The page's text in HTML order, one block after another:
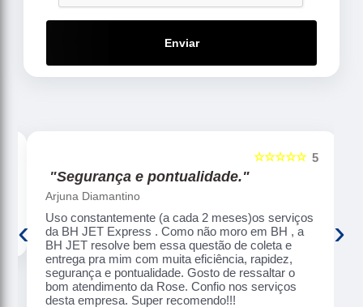
Enviar
5
☆☆☆☆☆
"Segurança e pontualidade."
Arjuna Diamantino
Uso constantemente (a cada 2 meses)os serviços
da BH JET Express . Como não moro em BH , a
BH JET resolve bem essa questão de coleta e
entrega pra mim com muita eficiência, rapidez,
segurança e pontualidade. Gosto de ressaltar o
bom atendimento da Rose. Confio nos serviços
desta empresa. Super recomendo!!!
‹ ›